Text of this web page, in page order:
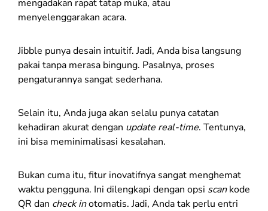
mengadakan rapat tatap muka, atau
menyelenggarakan acara.
Jibble punya desain intuitif. Jadi, Anda bisa langsung
pakai tanpa merasa bingung. Pasalnya, proses
pengaturannya sangat sederhana.
Selain itu, Anda juga akan selalu punya catatan
kehadiran akurat dengan update real-time. Tentunya,
ini bisa meminimalisasi kesalahan.
Bukan cuma itu, fitur inovatifnya sangat menghemat
waktu pengguna. Ini dilengkapi dengan opsi scankode
QR dan check inotomatis. Jadi, Anda tak perlu entri